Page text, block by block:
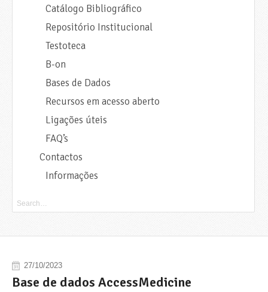
Catálogo Bibliográfico
Repositório Institucional
Testoteca
B-on
Bases de Dados
Recursos em acesso aberto
Ligações úteis
FAQ’s
Contactos
Informações
27/10/2023
Base de dados AccessMedicine